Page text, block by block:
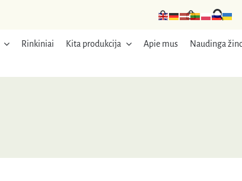
Rinkiniai Kita produkcija Apie mus
Naudinga